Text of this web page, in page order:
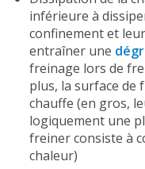
inférieure à
confinement et
entraîner une
freinage lors de
plus, la surface
chauffe (en gros,
logiquement une
freiner consiste à
chaleur)